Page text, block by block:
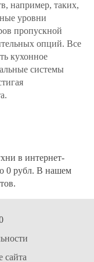
например, таких,
уровни
пропускной
опций. Все
кухонное
системы
в интернет-
0 рубл. В нашем
сайта